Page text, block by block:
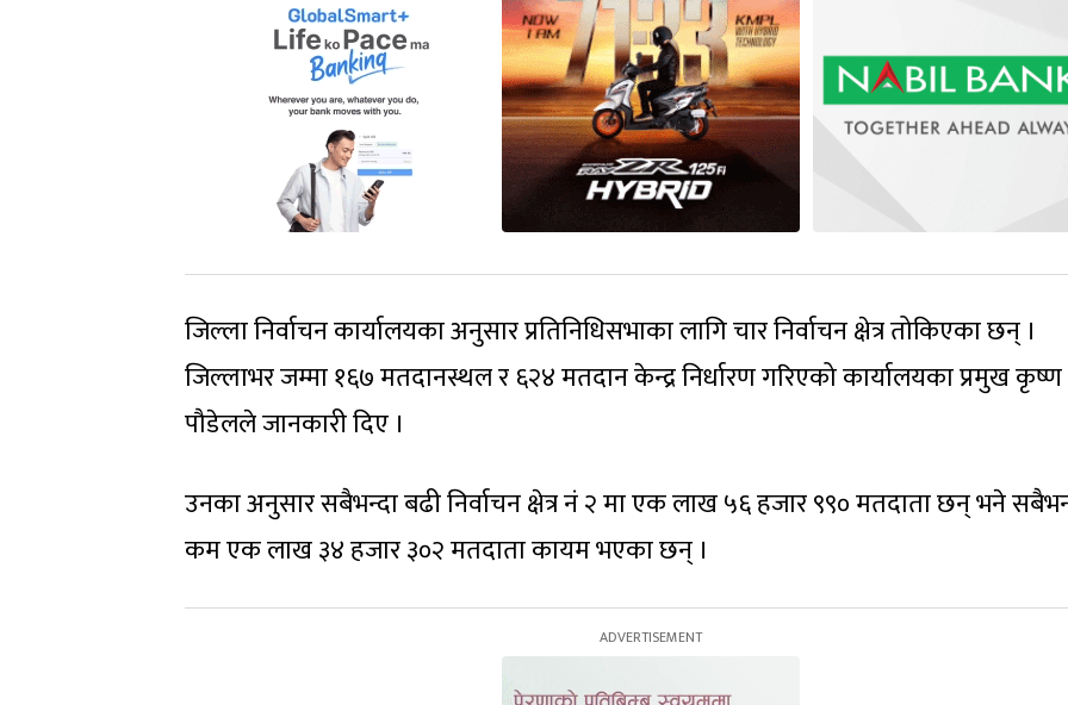
जिल्ला निर्वाचन कार्यालयका अनुसार प्रतिनिधिसभाका लागि चार निर्वाचन क्षेत्र तोकिएका छन् ।
जिल्लाभर जम्मा १६७ मतदानस्थल र ६२४ मतदान केन्द्र निर्धारण गरिएको कार्यालयका प्रमुख कृष्ण
पौडेलले जानकारी दिए ।
उनका अनुसार सबैभन्दा बढी निर्वाचन क्षेत्र नं २ मा एक लाख ५६ हजार ९९० मतदाता छन् भने
कम एक लाख ३४ हजार ३०२ मतदाता कायम भएका छन् ।